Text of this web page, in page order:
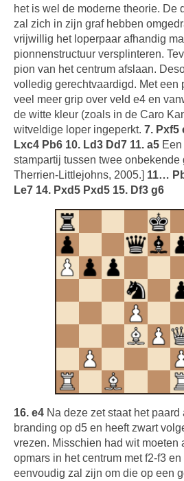
het is wel de moderne theorie. De
zal zich in zijn graf hebben
vrijwillig het loperpaar afhandig
pionnenstructuur versplinteren.
pion van het centrum afslaan.
volledig gerechtvaardigd. Met een
veel meer grip over veld e4 en
de witte kleur (zoals in de Caro
witveldige loper ingeperkt. 7. Pxf5
Lxc4 Pb6 10. Ld3 Dd7 11. a5
stampartij tussen twee onbekende
Therrien-Littlejohns, 2005.] 11…
Le7 14. Pxd5 Pxd5 15. Df3 g6
16. e4 Na deze zet staat het
branding op d5 en heeft zwart
vrezen. Misschien had wit moeten
opmars in het centrum met f2-f3
eenvoudig zal zijn om die op een